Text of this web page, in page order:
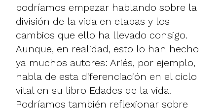
podríamos empezar hablando sobre la
división de la vida en etapas y los
cambios que ello ha llevado consigo.
Aunque, en realidad, esto lo han hecho
ya muchos autores: Ariés, por ejemplo,
habla de esta diferenciación en el ciclo
vital en su libro Edades de la vida.
Podríamos también reflexionar sobre